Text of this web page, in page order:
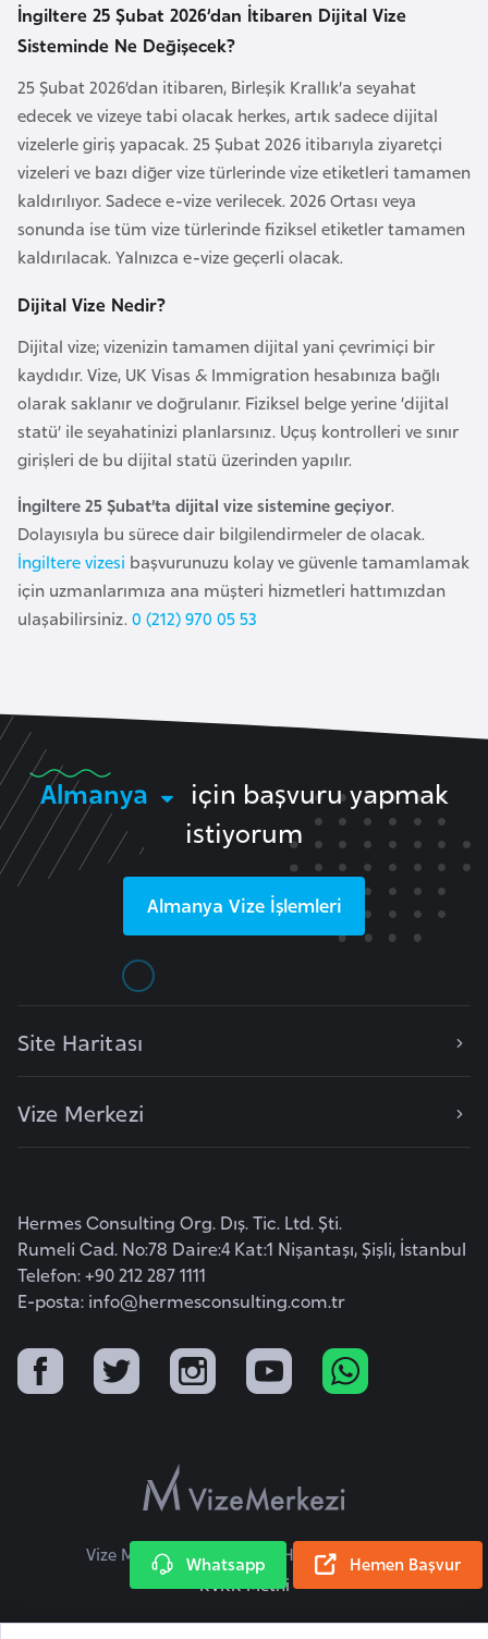
İngiltere 25 Şubat 2026’dan İtibaren Dijital Vize
Sisteminde Ne Değişecek?
25 Şubat 2026’dan itibaren, Birleşik Krallık’a seyahat
edecek ve vizeye tabi olacak herkes, artık sadece dijital
vizelerle giriş yapacak. 25 Şubat 2026 itibarıyla ziyaretçi
vizeleri ve bazı diğer vize türlerinde vize etiketleri tamamen
kaldırılıyor. Sadece e-vize verilecek. 2026 Ortası veya
sonunda ise tüm vize türlerinde fiziksel etiketler tamamen
kaldırılacak. Yalnızca e-vize geçerli olacak.
Dijital Vize Nedir?
Dijital vize; vizenizin tamamen dijital yani çevrimiçi bir
kaydıdır. Vize, UK Visas & Immigration hesabınıza bağlı
olarak saklanır ve doğrulanır. Fiziksel belge yerine ‘dijital
statü’ ile seyahatinizi planlarsınız. Uçuş kontrolleri ve sınır
girişleri de bu dijital statü üzerinden yapılır.
İngiltere 25 Şubat’ta dijital vize sistemine geçiyor.
Dolayısıyla bu sürece dair bilgilendirmeler de olacak.
İngiltere vizesi başvurunuzu kolay ve güvenle tamamlamak
için uzmanlarımıza ana müşteri hizmetleri hattımızdan
ulaşabilirsiniz. 0 (212) 970 05 53
Almanya
için başvuru yapmak
istiyorum
Almanya Vize İşlemleri
Site Haritası
Vize Merkezi
Hermes Consulting Org. Dış. Tic. Ltd. Şti.
Rumeli Cad. No:78 Daire:4 Kat:1 Nişantaşı, Şişli, İstanbul
Telefon: +90 212 287 1111
E-posta: info@hermesconsulting.com.tr
Vize Merkezi © 2026 Tüm Hakları Saklıdır.
KVKK Metni
e
ş
B
e
l
a
r
u
B
e
l
ç
i
k
a
B
e
B
o
s
n
k
B
a
r
i
s
a
n
a
Hemen Başvur
Whatsapp